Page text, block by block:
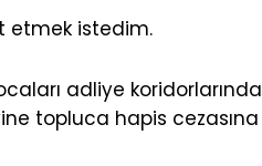
etmek istedim.
adliye
topluca hapis cezasına